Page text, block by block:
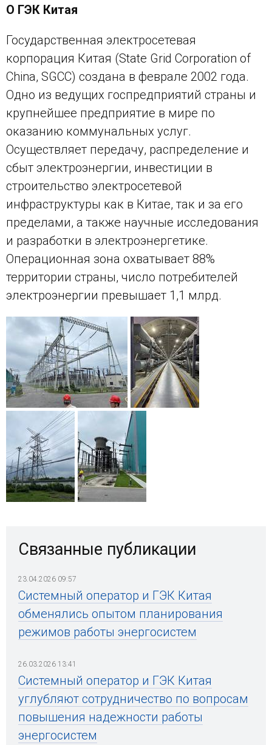
О ГЭК Китая
Государственная электросетевая
корпорация Китая (State Grid Corporation of
China, SGCC) создана в феврале 2002 года.
Одно из ведущих госпредприятий страны и
крупнейшее предприятие в мире по
оказанию коммунальных услуг.
Осуществляет передачу, распределение и
сбыт электроэнергии, инвестиции в
строительство электросетевой
инфраструктуры как в Китае, так и за его
пределами, а также научные исследования
и разработки в электроэнергетике.
Операционная зона охватывает 88%
территории страны, число потребителей
электроэнергии превышает 1,1 млрд.
Связанные публикации
23.04.2026 09:57
Системный оператор и ГЭК Китая
обменялись опытом планирования
режимов работы энергосистем
26.03.2026 13:41
Системный оператор и ГЭК Китая
углубляют сотрудничество по вопросам
повышения надежности работы
энергосистем